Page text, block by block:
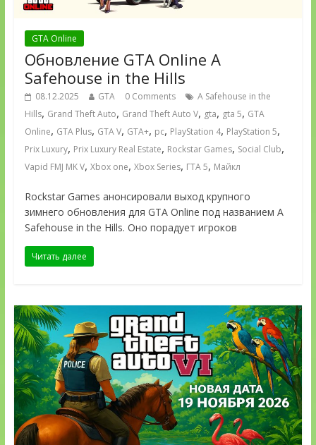
GTA Online
Обновление GTA Online A
Safehouse in the Hills
08.12.2025 GTA 0 Comments
A Safehouse in the
Hills, Grand Theft Auto, Grand Theft Auto V, gta, gta 5, GTA
Online, GTA Plus, GTA V, GTA+, pc, PlayStation 4, PlayStation 5,
Prix Luxury, Prix Luxury Real Estate, Rockstar Games, Social Club,
Vapid FMJ MK V, Xbox one, Xbox Series, ГТА 5, Майкл
Rockstar Games анонсировали выход крупного
зимнего обновления для GTA Online под названием A
Safehouse in the Hills. Оно порадует игроков
Читать далее